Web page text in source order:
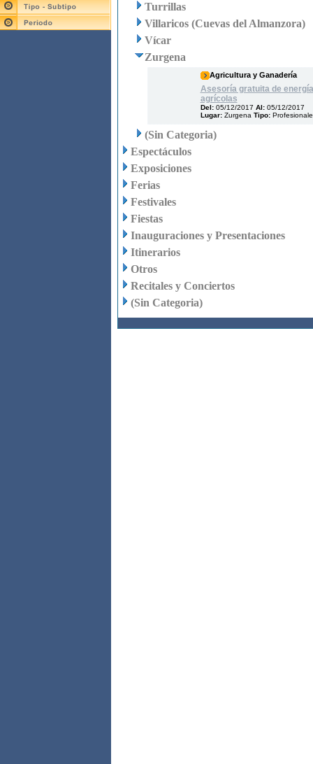
Turrillas
Villaricos (Cuevas del Almanzora)
Vícar
Zurgena
Agricultura y Ganadería
Asesoría gratuita de
agrícolas
Del: 05/12/2017 Al: 05/12/2017
Lugar: Zurgena Tipo:
(Sin Categoria)
Espectáculos
Exposiciones
Ferias
Festivales
Fiestas
Inauguraciones y Presentaciones
Itinerarios
Otros
Recitales y Conciertos
(Sin Categoria)